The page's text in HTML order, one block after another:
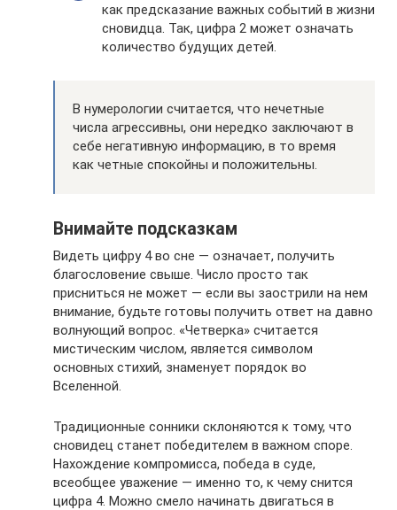
как предсказание важных событий в жизни
сновидца. Так, цифра 2 может означать
количество будущих детей.
В нумерологии считается, что нечетные
числа агрессивны, они нередко заключают в
себе негативную информацию, в то время
как четные спокойны и положительны.
Внимайте подсказкам
Видеть цифру 4 во сне — означает, получить
благословение свыше. Число просто так
присниться не может — если вы заострили на нем
внимание, будьте готовы получить ответ на давно
волнующий вопрос. «Четверка» считается
мистическим числом, является символом
основных стихий, знаменует порядок во
Вселенной.
Традиционные сонники склоняются к тому, что
сновидец станет победителем в важном споре.
Нахождение компромисса, победа в суде,
всеобщее уважение — именно то, к чему снится
цифра 4. Можно смело начинать двигаться в